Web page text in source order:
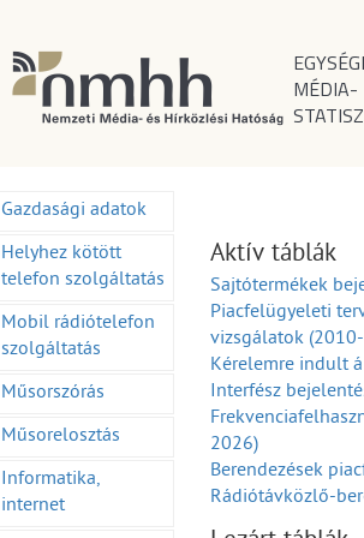
MÉDIA-
Gazdasági adatok
Helyhez kötött
telefon szolgáltatás
Mobil rádiótelefon
szolgáltatás
Műsorszórás
Műsorelosztás
Informatika,
internet
Aktív táblák
Sajtótermékek
Piacfelügyeleti
vizsgálatok
Kérelemre indult
Interfész
2026)
Berendezések
Rádiótávközlő-
(1995-2026)